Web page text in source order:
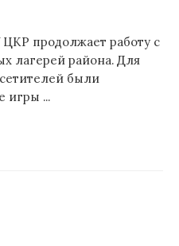
продолжает работу с
лагерей района. Для
были
игры ...